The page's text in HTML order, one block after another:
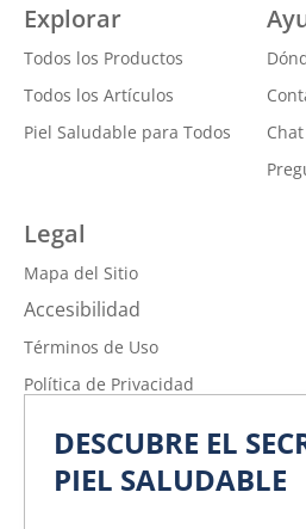
Explorar
Todos los Productos
Todos los Artículos
Piel Saludable para Todos
Legal
Mapa del Sitio
Accesibilidad
Términos de Uso
Política de Privacidad
Política de Privacidad de la
Consumidor
DESCUBRE EL
PIEL SALUDABLE